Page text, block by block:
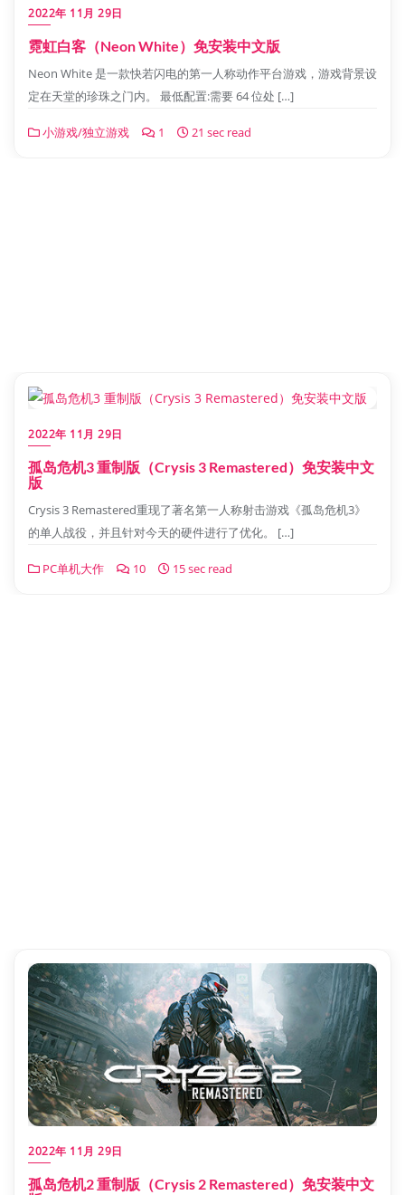
2022年 11月 29日
霓虹白客（Neon White）免安装中文版
Neon White 是一款快若闪电的第一人称动作平台游戏，游戏背景设
定在天堂的珍珠之门内。 最低配置:需要 64 位处 […]
小游戏/独立游戏 1 21 sec read
2022年 11月 29日
孤岛危机3 重制版（Crysis 3 Remastered）免安装中文
版
Crysis 3 Remastered重现了著名第一人称射击游戏《孤岛危机3》
的单人战役，并且针对今天的硬件进行了优化。 […]
PC单机大作 10 15 sec read
2022年 11月 29日
孤岛危机2 重制版（Crysis 2 Remastered）免安装中文